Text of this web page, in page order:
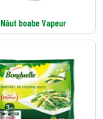
Năut boabe Vapeur